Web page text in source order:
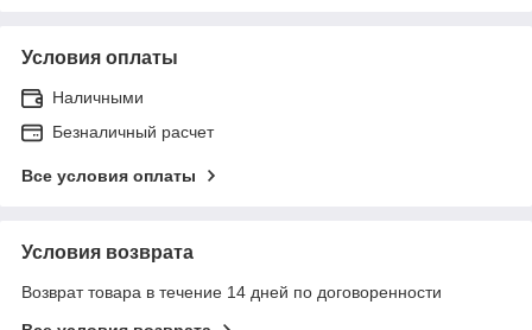
Условия оплаты
Наличными
Безналичный расчет
Все условия оплаты
Условия возврата
Возврат товара в течение 14 дней по договоренности